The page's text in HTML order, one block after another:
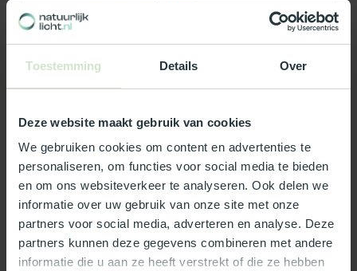
Toestemming Details Over
Deze website maakt gebruik van cookies
We gebruiken cookies om content en advertenties te
personaliseren, om functies voor social media te bieden
en om ons websiteverkeer te analyseren. Ook delen we
informatie over uw gebruik van onze site met onze
partners voor social media, adverteren en analyse. Deze
partners kunnen deze gegevens combineren met andere
informatie die u aan ze heeft verstrekt of die ze hebben
Productomschrijving
Specificaties
Reviews
Wat ons écht bijzonder maakt:
Officieel Skylux dealer!